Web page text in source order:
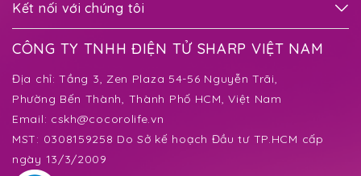
Kết nối với chúng tôi
CÔNG TY TNHH ĐIỆN TỬ SHARP VIỆT NAM
Địa chỉ:Tầng 3, Zen Plaza 54-56 Nguyễn Trãi,
Phường Bến Thành, Thành Phố HCM, Việt Nam
Email: cskh@cocorolife.vn
MST: 0308159258 Do Sở kế hoạch Đầu tư TP.HCM cấp
ngày 13/3/2009